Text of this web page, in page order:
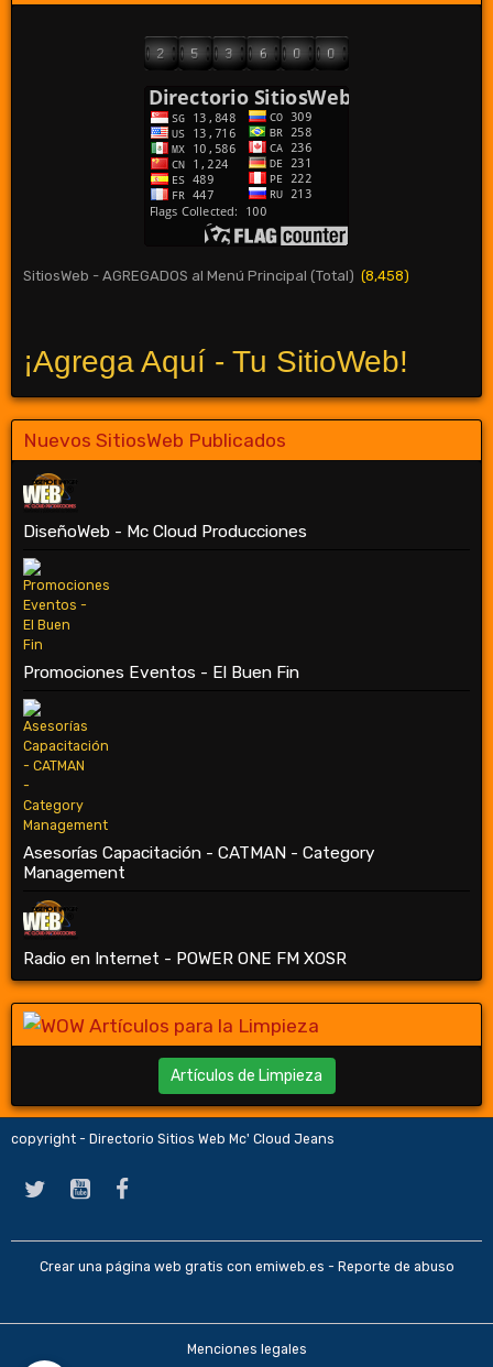
SitiosWeb - AGREGADOS al Menú Principal (Total) (8,458)
¡Agrega Aquí - Tu SitioWeb!
Nuevos SitiosWeb Publicados
DiseñoWeb - Mc Cloud Producciones
Promociones Eventos - El Buen Fin
Asesorías Capacitación - CATMAN - Category
Management
Radio en Internet - POWER ONE FM XOSR
Artículos de Limpieza
copyright - Directorio Sitios Web Mc' Cloud Jeans
Crear una página web gratis con emiweb.es - Reporte de abuso
Menciones legales